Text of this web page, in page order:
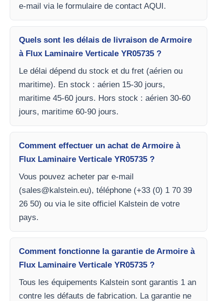
e-mail via le formulaire de contact AQUI.
Quels sont les délais de livraison de Armoire
à Flux Laminaire Verticale YR05735 ?
Le délai dépend du stock et du fret (aérien ou
maritime). En stock : aérien 15-30 jours,
maritime 45-60 jours. Hors stock : aérien 30-60
jours, maritime 60-90 jours.
Comment effectuer un achat de Armoire à
Flux Laminaire Verticale YR05735 ?
Vous pouvez acheter par e-mail
(sales@kalstein.eu), téléphone (+33 (0) 1 70 39
26 50) ou via le site officiel Kalstein de votre
pays.
Comment fonctionne la garantie de Armoire à
Flux Laminaire Verticale YR05735 ?
Tous les équipements Kalstein sont garantis 1 an
contre les défauts de fabrication. La garantie ne